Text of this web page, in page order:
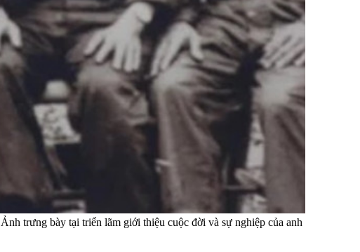
trưng bày tại triển lãm giới thiệu cuộc đời và sự nghiệp của anh